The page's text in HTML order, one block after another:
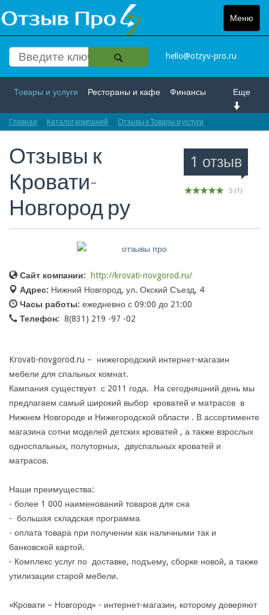
Меню
Toggle
hello@otzyv-pro.ru
Еще
Товары и услуги Рестораны и кафе Финансы
Красота и здоровье Спорт и развлечение
Интернет Путешествие и отдых
Недвижимость Работа
Личности Логистика Страхование
Главная Каталог компаний Отзывы к Товары и услуги
1 отзыв
5 (1)
Отзывы к
Кровати-
Новгород ру
Сайт компании:
http://krovati-novgorod.ru/
Адрес: Нижний Новгород, ул. Окский Съезд, 4
Часы работы: ежедневно с 09:00 до 21:00
Телефон: 8(831) 219 -97 -02
Krovati-novgorod.ru – нижегородский интернет-магазин
мебели для спальных комнат.
Кампания существует с 2011 года. На сегодняшний день мы
предлагаем самый широкий выбор кроватей и матрасов в
Нижнем Новгороде и Нижегородской области . В ассортименте
магазина сотни моделей детских кроватей , а также взрослых
односпальных, полуторных, двуспальных кроватей и
матрасов.
Наши преимущества:
- более 1 000 наименований товаров для сна
- большая складская программа
- оплата товара при получении как наличными так и
банковской картой.
- Комплекс услуг по доставке, подъему, сборке новой, а также
утилизации старой мебели.
«Кровати – Новгород» - интернет-магазин, которому доверяют